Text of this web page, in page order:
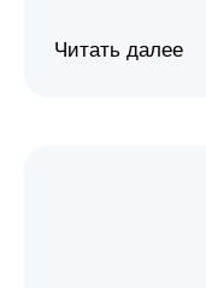
Читать далее